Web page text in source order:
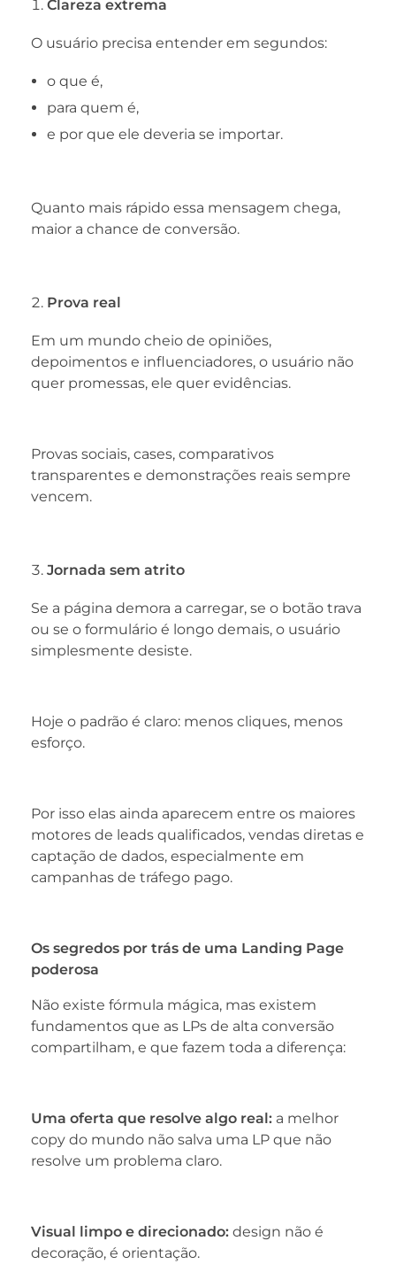
Clareza extrema
O usuário precisa entender em segundos:
o que é,
para quem é,
e por que ele deveria se importar.
Quanto mais rápido essa mensagem chega,
maior a chance de conversão.
Prova real
Em um mundo cheio de opiniões,
depoimentos e influenciadores, o usuário não
quer promessas, ele quer evidências.
Provas sociais, cases, comparativos
transparentes e demonstrações reais sempre
vencem.
Jornada sem atrito
Se a página demora a carregar, se o botão trava
ou se o formulário é longo demais, o usuário
simplesmente desiste.
Hoje o padrão é claro: menos cliques, menos
esforço.
Por isso elas ainda aparecem entre os maiores
motores de leads qualificados, vendas diretas e
captação de dados, especialmente em
campanhas de tráfego pago.
Os segredos por trás de uma Landing Page
poderosa
Não existe fórmula mágica, mas existem
fundamentos que as LPs de alta conversão
compartilham, e que fazem toda a diferença:
Uma oferta que resolve algo real: a melhor
copy do mundo não salva uma LP que não
resolve um problema claro.
Visual limpo e direcionado: design não é
decoração, é orientação.